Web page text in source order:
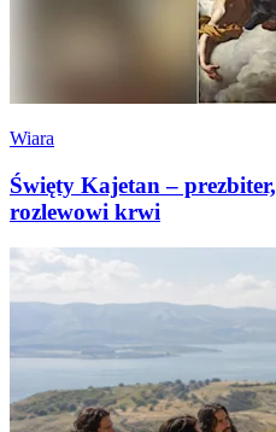
Wiara
Święty Kajetan –
rozlewowi krwi